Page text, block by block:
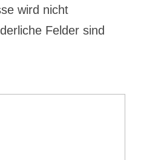
wird nicht
Felder sind